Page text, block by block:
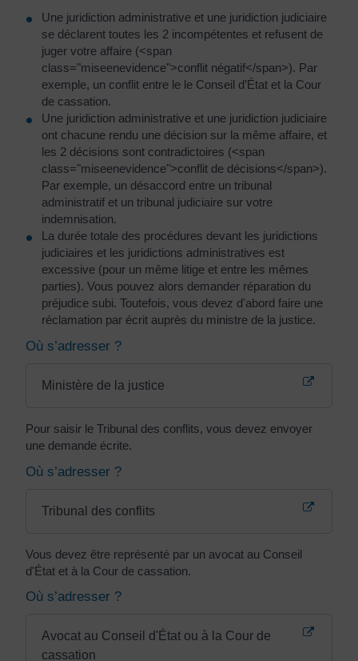
Une juridiction administrative et une juridiction judiciaire
se déclarent toutes les 2 incompétentes et refusent de
juger votre affaire (<span
class="miseenevidence">conflit négatif</span>). Par
exemple, un conflit entre le le Conseil d’État et la Cour
de cassation.
Une juridiction administrative et une juridiction judiciaire
ont chacune rendu une décision sur la même affaire, et
les 2 décisions sont contradictoires (<span
class="miseenevidence">conflit de décisions</span>).
Par exemple, un désaccord entre un tribunal
administratif et un tribunal judiciaire sur votre
indemnisation.
La durée totale des procédures devant les juridictions
judiciaires et les juridictions administratives est
excessive (pour un même litige et entre les mêmes
parties). Vous pouvez alors demander réparation du
préjudice subi. Toutefois, vous devez d'abord faire une
réclamation par écrit auprès du ministre de la justice.
Où s’adresser ?
Ministère de la justice
Pour saisir le Tribunal des conflits, vous devez envoyer
une demande écrite.
Où s’adresser ?
Tribunal des conflits
Vous devez être représenté par un avocat au Conseil
d'État et à la Cour de cassation.
Où s’adresser ?
Avocat au Conseil d'État ou à la Cour de
cassation